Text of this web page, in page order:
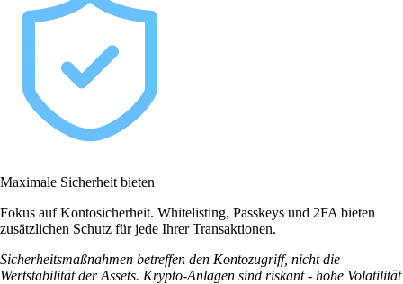
Maximale Sicherheit bieten
Fokus auf Kontosicherheit. Whitelisting, Passkeys und 2FA bieten
zusätzlichen Schutz für jede Ihrer Transaktionen.
Sicherheitsmaßnahmen betreffen den Kontozugriff, nicht die
Wertstabilität der Assets. Krypto-Anlagen sind riskant - hohe Volatilität